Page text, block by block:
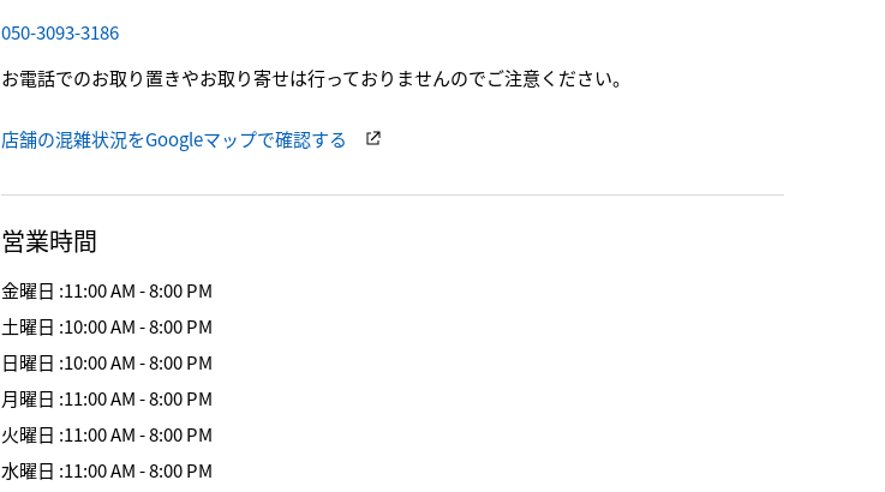
050-3093-3186
お電話でのお取り置きやお取り寄せは行っておりませんのでご注意ください。
店舗の混雑状況をGoogleマップで確認する
営業時間
金曜日 :11:00 AM - 8:00 PM
土曜日 :10:00 AM - 8:00 PM
日曜日 :10:00 AM - 8:00 PM
月曜日 :11:00 AM - 8:00 PM
火曜日 :11:00 AM - 8:00 PM
水曜日 :11:00 AM - 8:00 PM